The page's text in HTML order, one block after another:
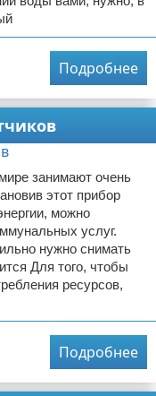
Подробнее
занимают очень
этот прибор
можно
услуг.
нужно снимать
Для того, чтобы
ресурсов,
Подробнее